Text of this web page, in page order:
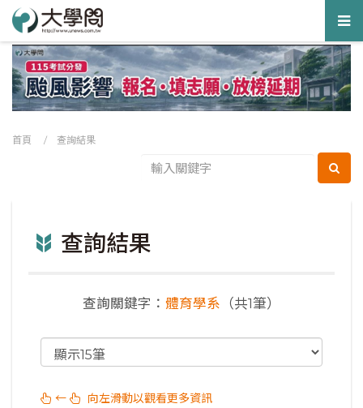
首頁 / 查詢結果
查詢結果
查詢關鍵字： 體育學系 （共1筆）
← 向左滑動以觀看更多資訊